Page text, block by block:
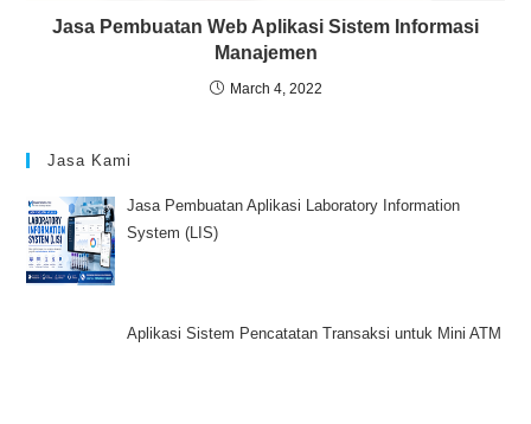
Jasa Pembuatan Web Aplikasi Sistem Informasi
Manajemen
March 4, 2022
Jasa Kami
Jasa Pembuatan Aplikasi Laboratory Information
System (LIS)
Aplikasi Sistem Pencatatan Transaksi untuk Mini ATM